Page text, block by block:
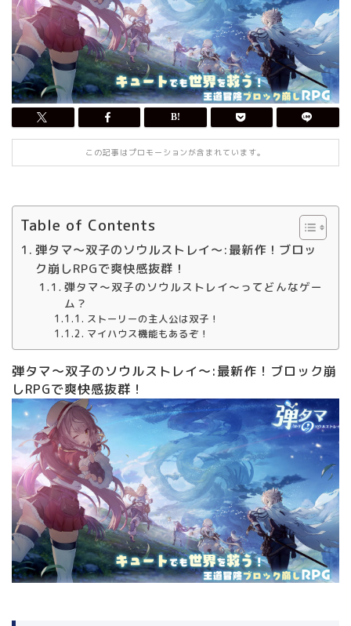
この記事はプロモーションが含まれています。
Table of Contents
弾タマ～双子のソウルストレイ～:最新作！ブロッ
ク崩しRPGで爽快感抜群！
弾タマ～双子のソウルストレイ～ってどんなゲー
ム？
ストーリーの主人公は双子！
マイハウス機能もあるぞ！
弾タマ～双子のソウルストレイ～:最新作！ブロック崩
しRPGで爽快感抜群！